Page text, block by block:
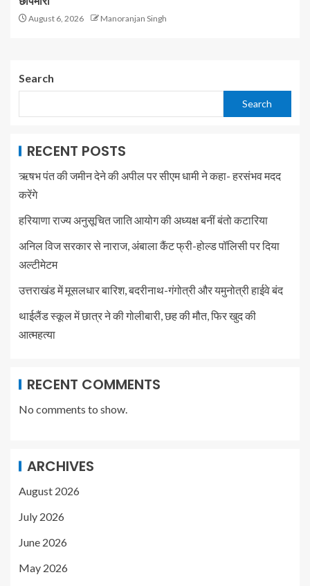
August 6, 2026 Manoranjan Singh
Search
Search
RECENT POSTS
ऋषभ पंत की जमीन देने की अपील पर सीएम धामी ने कहा- हरसंभव मदद
करेंगे
हरियाणा राज्य अनुसूचित जाति आयोग की अध्यक्ष बनीं बंतो कटारिया
अनिल विज सरकार से नाराज, अंबाला कैंट फ्री-होल्ड पॉलिसी पर दिया
अल्टीमेटम
उत्तराखंड में मूसलधार बारिश, बदरीनाथ-गंगोत्री और यमुनोत्री हाईवे बंद
थाईलैंड स्कूल में छात्र ने की गोलीबारी, छह की मौत, फिर खुद की
आत्महत्या
RECENT COMMENTS
No comments to show.
ARCHIVES
August 2026
July 2026
June 2026
May 2026